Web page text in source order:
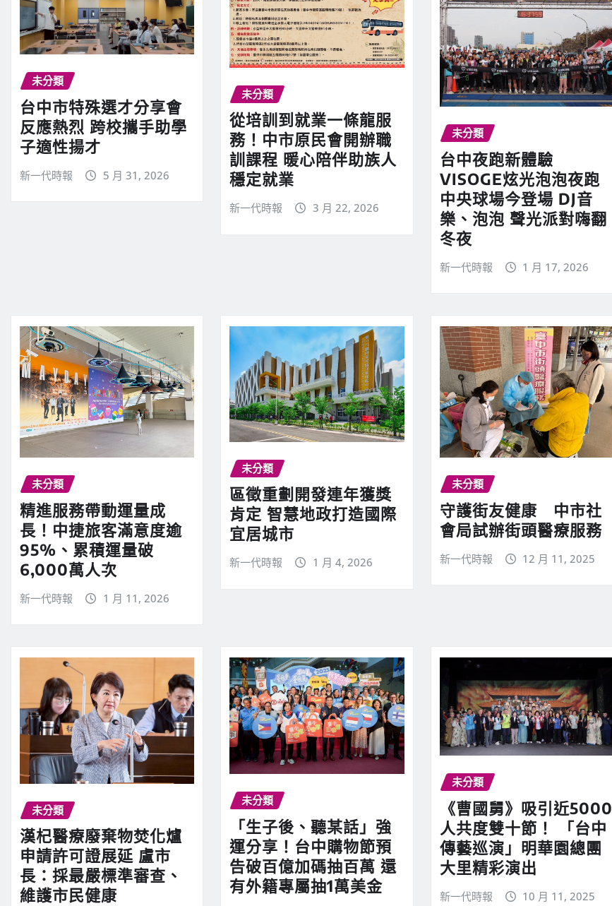
未分類
台中市特殊選才分享會
反應熱烈 跨校攜手助學
子適性揚才
新一代時報 5 月 31, 2026
未分類
從培訓到就業一條龍服
務！中市原民會開辦職
訓課程 暖心陪伴助族人
穩定就業
新一代時報 3 月 22, 2026
未分類
台中夜跑新體驗
VISOGE炫光泡泡夜跑
中央球場今登場 DJ音
樂、泡泡 聲光派對嗨翻
冬夜
新一代時報 1 月 17, 2026
未分類
精進服務帶動運量成
長！中捷旅客滿意度逾
95%、累積運量破
6,000萬人次
新一代時報 1 月 11, 2026
未分類
區徵重劃開發連年獲獎
肯定 智慧地政打造國際
宜居城市
新一代時報 1 月 4, 2026
未分類
守護街友健康 中市社
會局試辦街頭醫療服務
新一代時報 12 月 11, 2025
未分類
漢杞醫療廢棄物焚化爐
申請許可證展延 盧市
長：採最嚴標準審查、
維護市民健康
未分類
「生子後、聽某話」強
運分享！台中購物節預
告破百億加碼抽百萬 還
有外籍專屬抽1萬美金
未分類
《曹國舅》吸引近5000
人共度雙十節！ 「台中
傳藝巡演」明華園總團
大里精彩演出
新一代時報 10 月 11, 2025